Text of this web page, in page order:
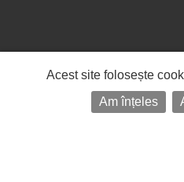
Acest site folosește
Am înțeles